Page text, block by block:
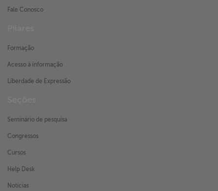
Fale Conosco
Formação
Acesso à informação
Liberdade de Expressão
Seminário de pesquisa
Congressos
Cursos
Help Desk
Notícias